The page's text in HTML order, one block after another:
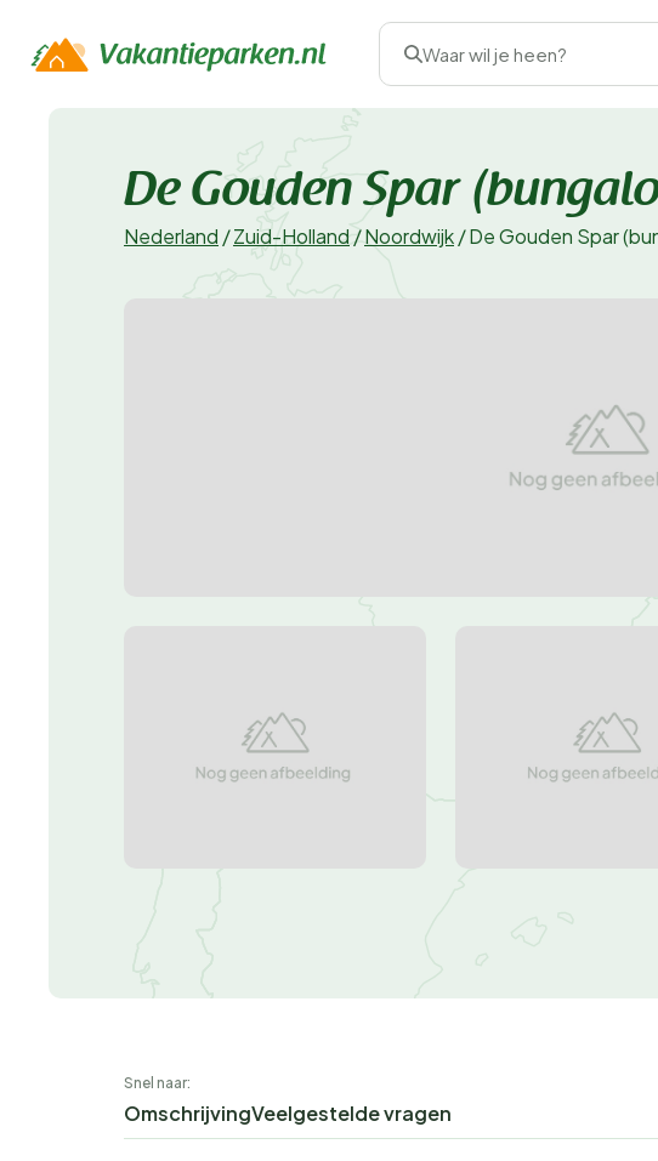
Waar wil je heen?
De Gouden Spar
Nederland /Zuid-Holland/Noordwijk/De Gouden Spar
Snel naar:
OmschrijvingVeelgestelde vragen